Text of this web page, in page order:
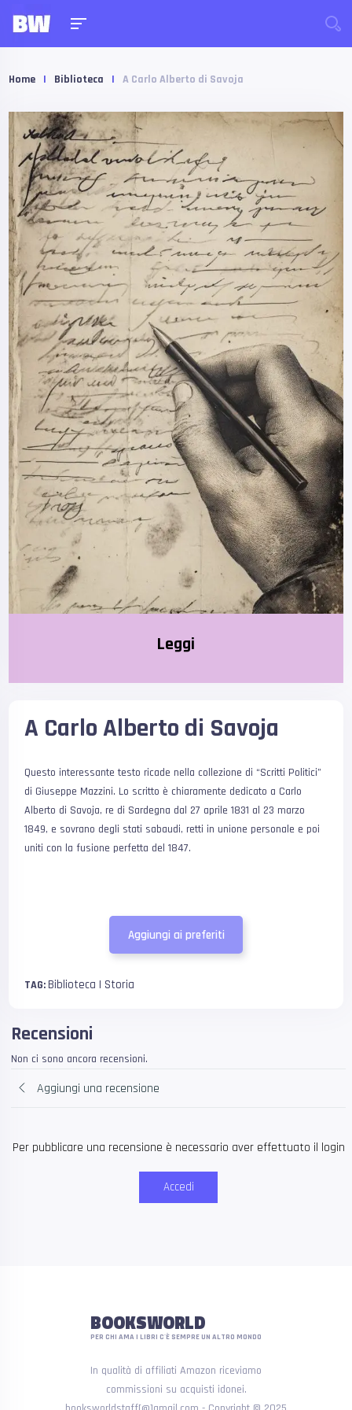
Home | Biblioteca | A Carlo Alberto di Savoja
Leggi
A Carlo Alberto di Savoja
Questo interessante testo ricade nella collezione di “Scritti Politici”
di Giuseppe Mazzini. Lo scritto è chiaramente dedicato a Carlo
Alberto di Savoja, re di Sardegna dal 27 aprile 1831 al 23 marzo
1849, e sovrano degli stati sabaudi, retti in unione personale e poi
uniti con la fusione perfetta del 1847.
Aggiungi ai preferiti
TAG:Biblioteca | Storia
Recensioni
Non ci sono ancora recensioni.
Aggiungi una recensione
Per pubblicare una recensione è necessario aver effettuato il login
Accedi
BOOKSWORLD
PER CHI AMA I LIBRI C'È SEMPRE UN ALTRO MONDO
In qualità di affiliati Amazon riceviamo
commissioni su acquisti idonei.